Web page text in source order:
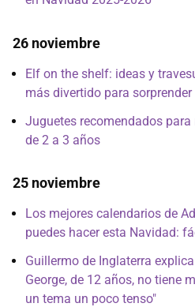
26 noviembre
Elf on the shelf: ideas y
más divertido para
Juguetes recomendados
de 2 a 3 años
25 noviembre
Los mejores calendarios de
puedes hacer esta Navidad:
Guillermo de Inglaterra
George, de 12 años, no tiene
un tema un poco tenso"